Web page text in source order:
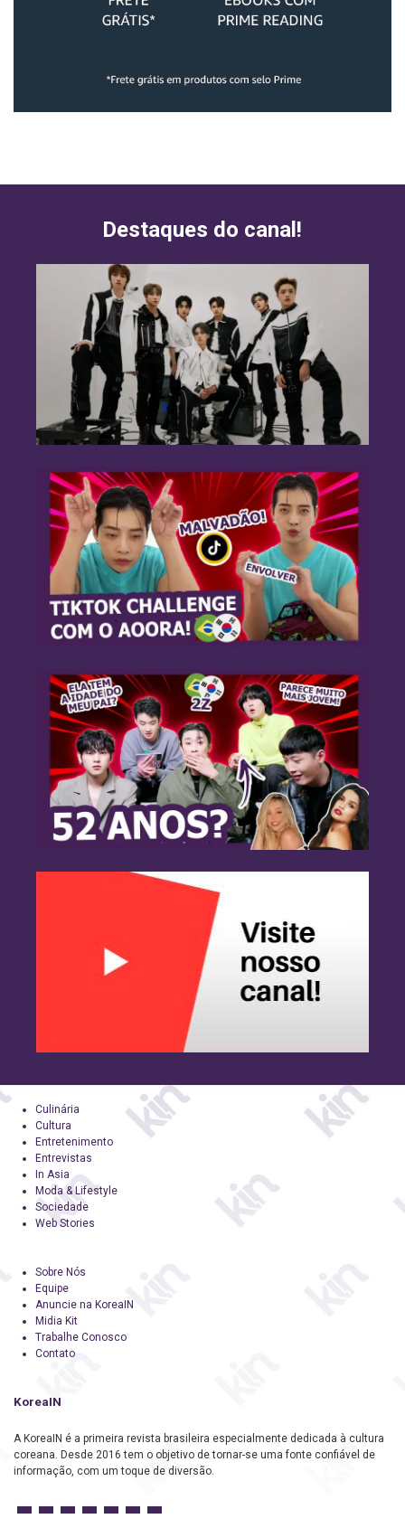
Destaques do canal!
Culinária
Cultura
Entretenimento
Entrevistas
In Asia
Moda & Lifestyle
Sociedade
Web Stories
Sobre Nós
Equipe
Anuncie na KoreaIN
Midia Kit
Trabalhe Conosco
Contato
KoreaIN
A KoreaIN é a primeira revista brasileira especialmente dedicada à cultura
coreana. Desde 2016 tem o objetivo de tornar-se uma fonte confiável de
informação, com um toque de diversão.